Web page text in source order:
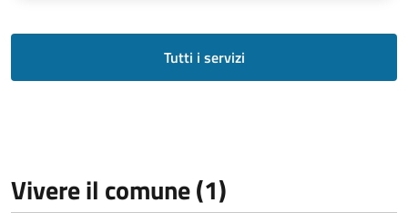
Tutti i servizi
Vivere il comune (1)